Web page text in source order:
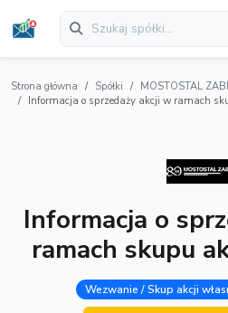
Strona główna Spółki MOSTOSTAL
Informacja o sprzedaży akcji w ramach
Informacja o
ramach skupu
Wezwanie / Skup akcji